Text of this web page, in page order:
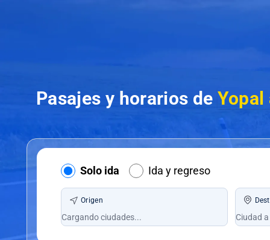
Pasajes y horarios de Yopal
Solo ida Ida y regreso
Origen